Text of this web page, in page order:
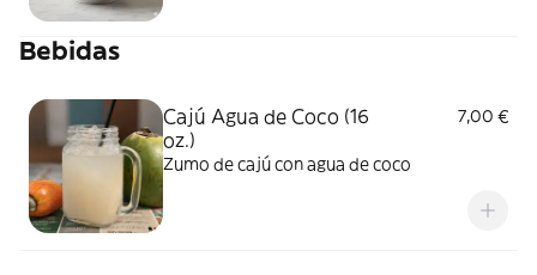
Bebidas
Cajú Agua de Coco (16
oz.)
7,00 €
Zumo de cajú con agua de coco